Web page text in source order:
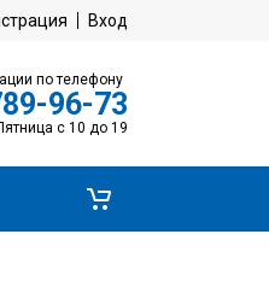
Вход
по телефону
96-73
с 10 до 19